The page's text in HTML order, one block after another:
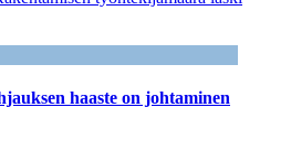
haaste on johtaminen